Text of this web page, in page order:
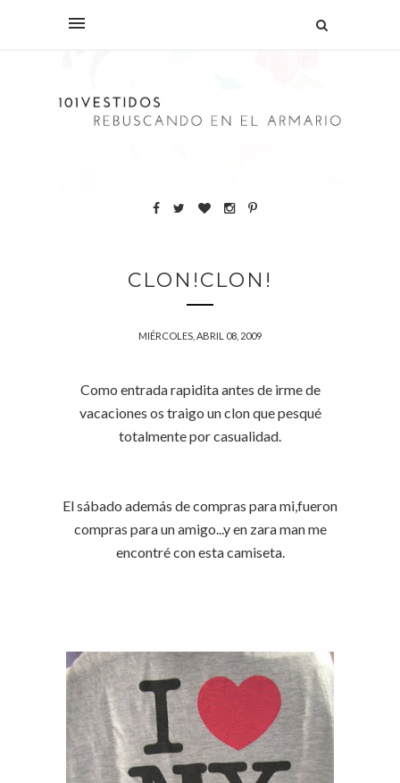
CLON!CLON!
MIÉRCOLES, ABRIL 08, 2009
Como entrada rapidita antes de irme de
vacaciones os traigo un clon que pesqué
totalmente por casualidad.
El sábado además de compras para mi,fueron
compras para un amigo...y en zara man me
encontré con esta camiseta.